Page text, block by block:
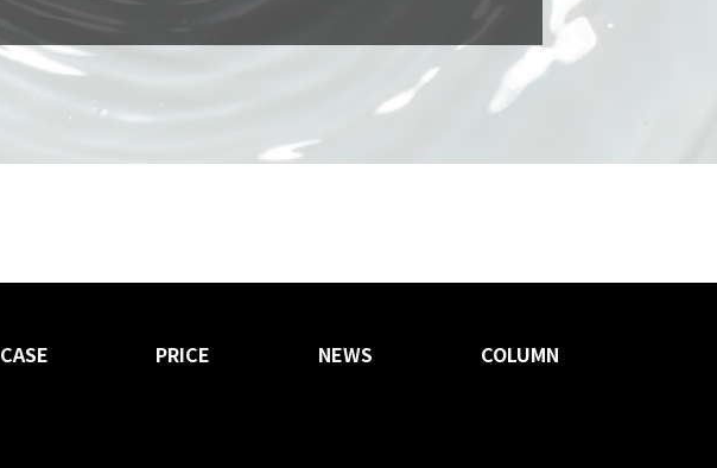
CASE PRICE NEWS COLUMN